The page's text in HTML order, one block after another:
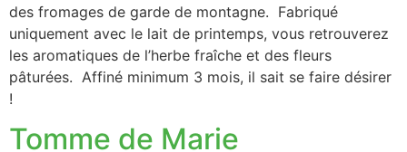
des fromages de garde de montagne. Fabriqué
uniquement avec le lait de printemps, vous retrouverez
les aromatiques de l’herbe fraîche et des fleurs
pâturées. Affiné minimum 3 mois, il sait se faire désirer
!
Tomme de Marie